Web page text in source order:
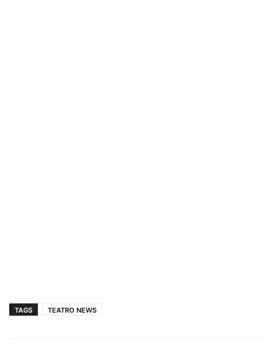
TAGS TEATRO NEWS